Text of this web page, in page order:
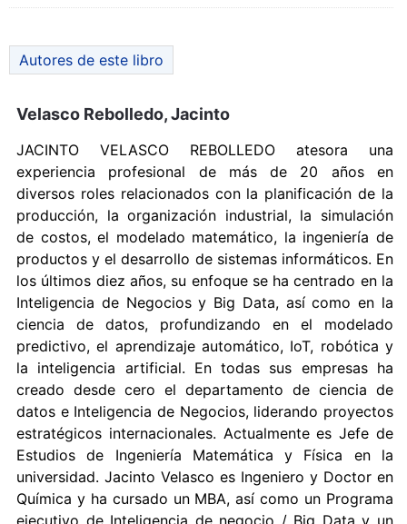
Autores de este libro
Velasco Rebolledo, Jacinto
JACINTO VELASCO REBOLLEDO atesora una
experiencia profesional de más de 20 años en
diversos roles relacionados con la planificación de la
producción, la organización industrial, la simulación
de costos, el modelado matemático, la ingeniería de
productos y el desarrollo de sistemas informáticos. En
los últimos diez años, su enfoque se ha centrado en la
Inteligencia de Negocios y Big Data, así como en la
ciencia de datos, profundizando en el modelado
predictivo, el aprendizaje automático, IoT, robótica y
la inteligencia artificial. En todas sus empresas ha
creado desde cero el departamento de ciencia de
datos e Inteligencia de Negocios, liderando proyectos
estratégicos internacionales. Actualmente es Jefe de
Estudios de Ingeniería Matemática y Física en la
universidad. Jacinto Velasco es Ingeniero y Doctor en
Química y ha cursado un MBA, así como un Programa